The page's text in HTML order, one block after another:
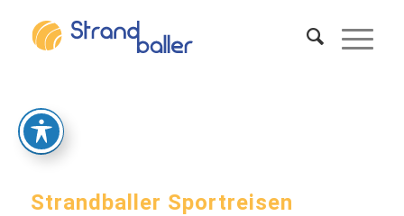
Strandballer Sportreisen